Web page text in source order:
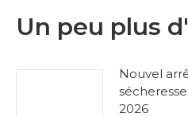
Un peu plus
Nouvel
2026